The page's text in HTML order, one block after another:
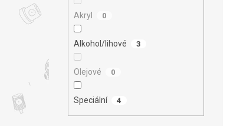
Akryl 0
Alkohol/lihové 3
Olejové 0
Speciální 4